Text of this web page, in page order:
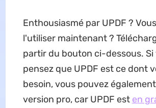
Enthousiasmé par UPDF ?
l'utiliser maintenant ?
partir du bouton ci-dessous. Si
pensez que UPDF est ce dont
besoin, vous pouvez
version pro, car UPDF est en